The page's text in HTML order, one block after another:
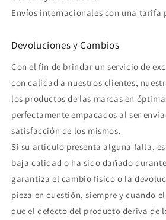
Envíos internacionales con una tarifa
Devoluciones y Cambios
Con el fin de brindar un servicio de
con calidad a nuestros clientes,
los productos de las marcas en
perfectamente empacados al ser
satisfacción de los mismos.
Si su artículo presenta alguna falla,
baja calidad o ha sido dañado
garantiza el cambio fisico o la
pieza en cuestión, siempre y cuando
que el defecto del producto deriva de